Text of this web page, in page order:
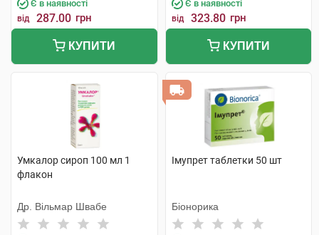
Є в наявності
від 287.00 грн
КУПИТИ
Є в наявності
від 323.80 грн
КУПИТИ
Умкалор сироп 100 мл 1
флакон
Др. Вільмар Швабе
Імупрет таблетки 50 шт
Біонорика